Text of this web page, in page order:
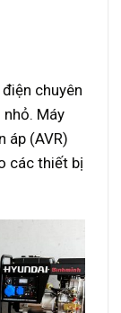
chuyên
nhỏ. Máy
áp (AVR)
các thiết bị